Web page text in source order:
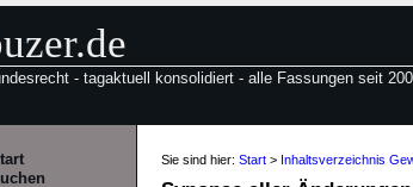
- tagaktuell konsolidiert - alle Fassungen seit
Sie sind hier: Start > Inhaltsverzeichnis